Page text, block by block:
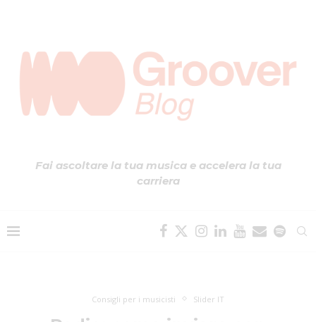
Fai ascoltare la tua musica e accelera la tua
carriera
Consigli per i musicisti Slider IT